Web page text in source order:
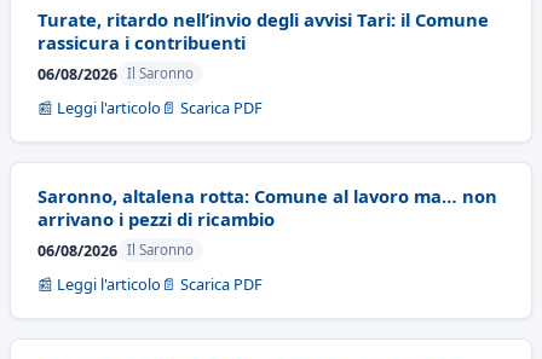
Turate, ritardo nell’invio degli avvisi Tari: il Comune
rassicura i contribuenti
06/08/2026 Il Saronno
📰 Leggi l'articolo 📄 Scarica PDF
Saronno, altalena rotta: Comune al lavoro ma… non
arrivano i pezzi di ricambio
06/08/2026 Il Saronno
📰 Leggi l'articolo 📄 Scarica PDF